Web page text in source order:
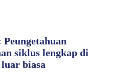
siklus lengkap di
biasa